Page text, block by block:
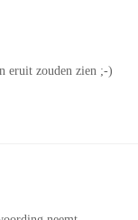
eruit zouden zien ;-)